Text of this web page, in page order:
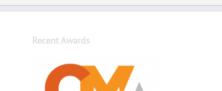
Recent Awards